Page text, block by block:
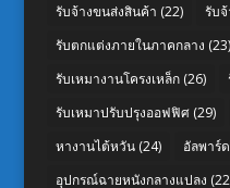
รับจ้างขนส่งสินค้า (22) รับ
รับตกแต่งภายในภาคกลาง (23)
รับเหมางานโครงเหล็ก(26)
รับเหมาปรับปรุงออฟฟิศ(29)
หางานไต้หวัน(24) อัลพาร์
อุปกรณ์ฉายหนังกลางแปลง